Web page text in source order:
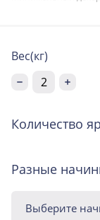
Вес(кг)
Количество
Разные